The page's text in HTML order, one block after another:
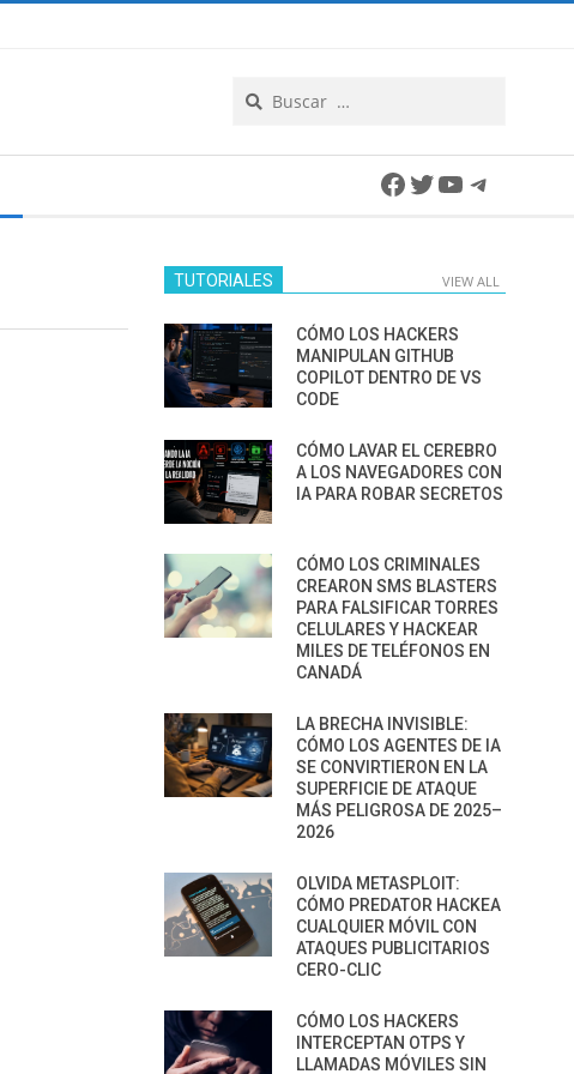
Facebook
Twitter
YouTube
TUTORIALES VIEW ALL
CÓMO LOS HACKERS
MANIPULAN GITHUB
COPILOT DENTRO DE VS
CODE
CÓMO LAVAR EL CEREBRO
A LOS NAVEGADORES CON
IA PARA ROBAR SECRETOS
CÓMO LOS CRIMINALES
CREARON SMS BLASTERS
PARA FALSIFICAR TORRES
CELULARES Y HACKEAR
MILES DE TELÉFONOS EN
CANADÁ
LA BRECHA INVISIBLE:
CÓMO LOS AGENTES DE IA
SE CONVIRTIERON EN LA
SUPERFICIE DE ATAQUE
MÁS PELIGROSA DE 2025–
2026
OLVIDA METASPLOIT:
CÓMO PREDATOR HACKEA
CUALQUIER MÓVIL CON
ATAQUES PUBLICITARIOS
CERO-CLIC
CÓMO LOS HACKERS
INTERCEPTAN OTPS Y
LLAMADAS MÓVILES SIN